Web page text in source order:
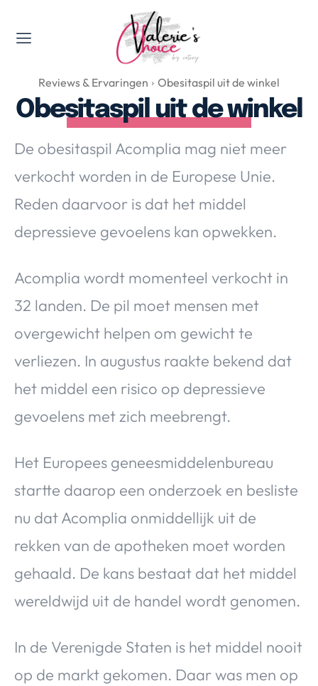
Valerie's Topics
Travel & Culture
Food & Drinks
Lifestyle, Sport & Duurzaamheid
Gadgets & Tech
Top 5 van Valerie
Health & Beauty
Over Valerie
Over Valerie
Contact
Food & Drinks Health & Beauty Gadgets
Huis & Tuin
Reviews & Ervaringen Obesitaspil uit de winkel
Obesitaspil uit de winkel
De obesitaspil Acomplia mag niet meer
verkocht worden in de Europese Unie.
Reden daarvoor is dat het middel
depressieve gevoelens kan opwekken.
Acomplia wordt momenteel verkocht in
32 landen. De pil moet mensen met
overgewicht helpen om gewicht te
verliezen. In augustus raakte bekend dat
het middel een risico op depressieve
gevoelens met zich meebrengt.
Het Europees geneesmiddelenbureau
startte daarop een onderzoek en besliste
nu dat Acomplia onmiddellijk uit de
rekken van de apotheken moet worden
gehaald. De kans bestaat dat het middel
wereldwijd uit de handel wordt genomen.
In de Verenigde Staten is het middel nooit
op de markt gekomen. Daar was men op